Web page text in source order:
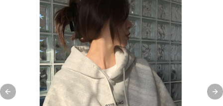
Previous slide